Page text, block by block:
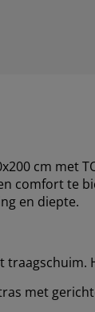
cm met
comfort te
en diepte.
traagschuim.
met